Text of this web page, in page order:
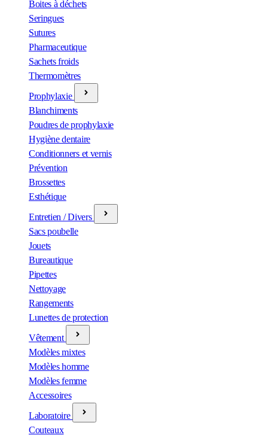
Boites à déchets
Seringues
Sutures
Pharmaceutique
Sachets froids
Thermomètres
Prophylaxie
Blanchiments
Poudres de prophylaxie
Hygiène dentaire
Conditionners et vernis
Prévention
Brossettes
Esthétique
Entretien / Divers
Sacs poubelle
Jouets
Bureautique
Pipettes
Nettoyage
Rangements
Lunettes de protection
Vêtement
Modèles mixtes
Modèles homme
Modèles femme
Accessoires
Laboratoire
Couteaux